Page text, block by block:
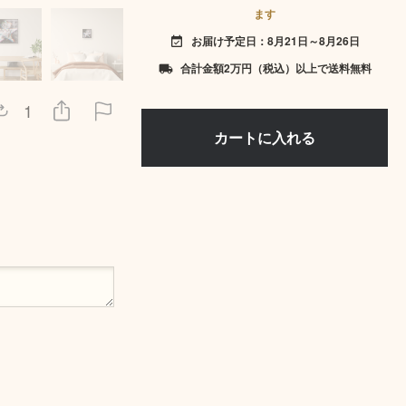
1
ます
event_available お届け予定日：8月21日～8月26日
local_shipping 合計金額2万円（税込）以上で送料無料